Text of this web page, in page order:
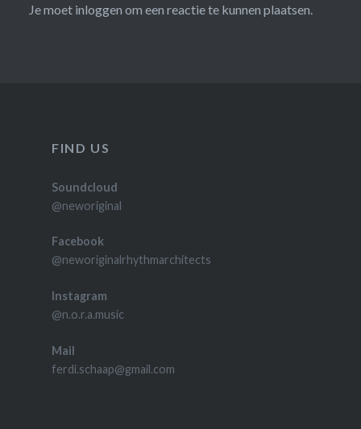
Je moet inloggen om een reactie te kunnen plaatsen.
FIND US
Soundcloud
@neworiginal
Facebook
@neworiginalrhythmarchitects
Instagram
@n.o.r.a.music
Mail
ferdi.schaap@gmail.com